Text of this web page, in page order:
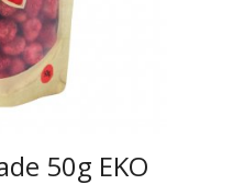
50g EKO